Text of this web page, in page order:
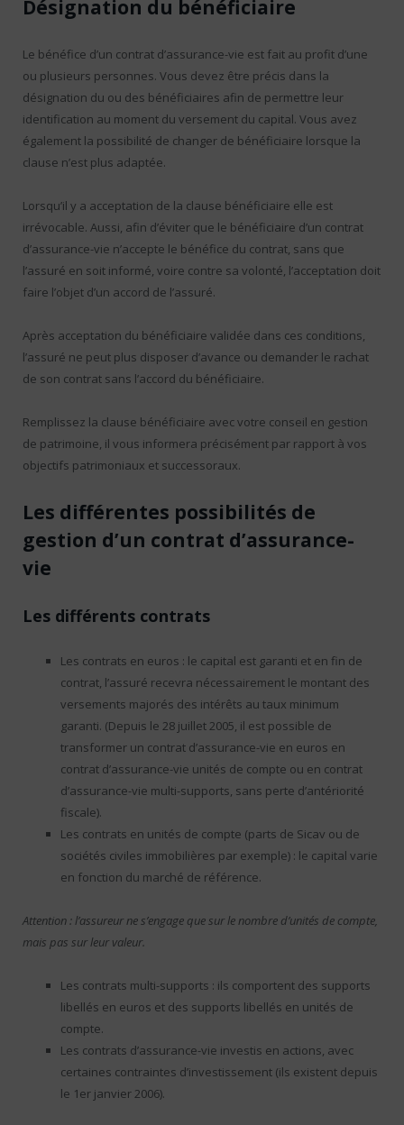
Désignation du bénéficiaire
Le bénéfice d’un contrat d’assurance-vie est fait au profit d’une
ou plusieurs personnes. Vous devez être précis dans la
désignation du ou des bénéficiaires afin de permettre leur
identification au moment du versement du capital. Vous avez
également la possibilité de changer de bénéficiaire lorsque la
clause n’est plus adaptée.
Lorsqu’il y a acceptation de la clause bénéficiaire elle est
irrévocable. Aussi, afin d’éviter que le bénéficiaire d’un contrat
d’assurance-vie n’accepte le bénéfice du contrat, sans que
l’assuré en soit informé, voire contre sa volonté, l’acceptation doit
faire l’objet d’un accord de l’assuré.
Après acceptation du bénéficiaire validée dans ces conditions,
l’assuré ne peut plus disposer d’avance ou demander le rachat
de son contrat sans l’accord du bénéficiaire.
Remplissez la clause bénéficiaire avec votre conseil en gestion
de patrimoine, il vous informera précisément par rapport à vos
objectifs patrimoniaux et successoraux.
Les différentes possibilités de
gestion d’un contrat d’assurance-
vie
Les différents contrats
Les contrats en euros : le capital est garanti et en fin de
contrat, l’assuré recevra nécessairement le montant des
versements majorés des intérêts au taux minimum
garanti. (Depuis le 28 juillet 2005, il est possible de
transformer un contrat d’assurance-vie en euros en
contrat d’assurance-vie unités de compte ou en contrat
d’assurance-vie multi-supports, sans perte d’antériorité
fiscale).
Les contrats en unités de compte (parts de Sicav ou de
sociétés civiles immobilières par exemple) : le capital varie
en fonction du marché de référence.
Attention : l’assureur ne s’engage que sur le nombre d’unités de compte,
mais pas sur leur valeur.
Les contrats multi-supports : ils comportent des supports
libellés en euros et des supports libellés en unités de
compte.
Les contrats d’assurance-vie investis en actions, avec
certaines contraintes d’investissement (ils existent depuis
le 1er janvier 2006).